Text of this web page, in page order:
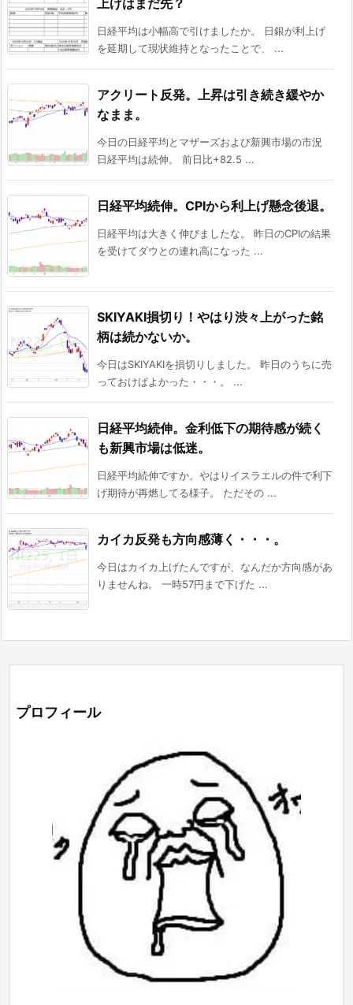
上げはまだ先？
日経平均は小幅高で引けましたか。 日銀が利上げ
を延期して現状維持となったことで、 ...
アクリート反発。上昇は引き続き緩やか
なまま。
今日の日経平均とマザーズおよび新興市場の市況
日経平均は続伸。 前日比+82.5 ...
日経平均続伸。CPIから利上げ懸念後退。
日経平均は大きく伸びましたな。 昨日のCPIの結果
を受けてダウとの連れ高になった ...
SKIYAKI損切り！やはり渋々上がった銘
柄は続かないか。
今日はSKIYAKIを損切りしました。 昨日のうちに売
っておけばよかった・・・。 ...
日経平均続伸。金利低下の期待感が続く
も新興市場は低迷。
日経平均続伸ですか。やはりイスラエルの件で利下
げ期待が再燃してる様子。 ただその ...
カイカ反発も方向感薄く・・・。
今日はカイカ上げたんですが、なんだか方向感があ
りませんね。 一時57円まで下げた ...
プロフィール